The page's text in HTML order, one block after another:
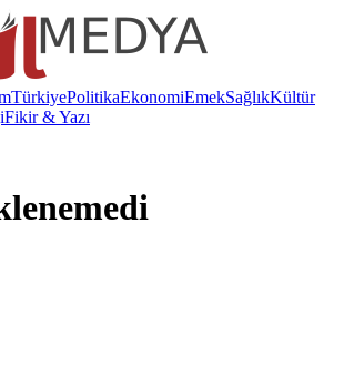
TürkiyePolitikaEkonomiEmekSağlıkKültür
Fikir & Yazı